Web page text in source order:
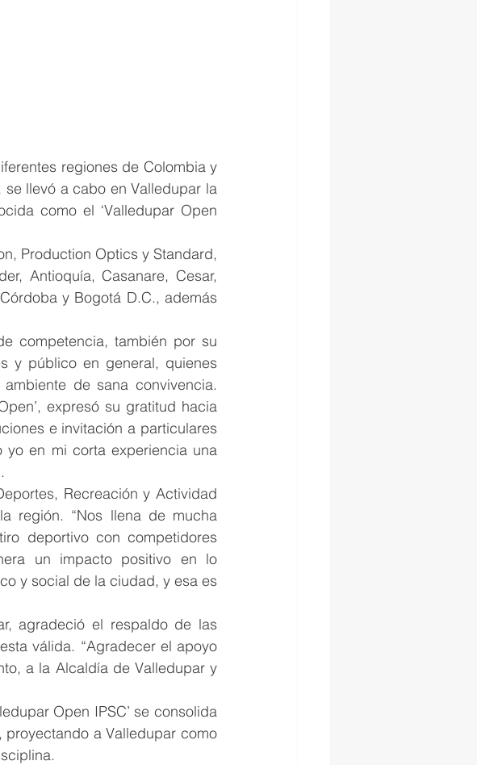
regiones de Colombia y
llevó a cabo en Valledupar la
como el ‘Valledupar Open
Production Optics y Standard,
Antioquía, Casanare, Cesar,
y Bogotá D.C., además
competencia, también por su
y público en general, quienes
de sana convivencia.
expresó su gratitud hacia
e invitación a particulares
en mi corta experiencia una
Recreación y Actividad
región. “Nos llena de mucha
deportivo con competidores
un impacto positivo en lo
y social de la ciudad, y esa es
agradeció el respaldo de las
válida. “Agradecer el apoyo
a la Alcaldía de Valledupar y
Open IPSC’ se consolida
a Valledupar como